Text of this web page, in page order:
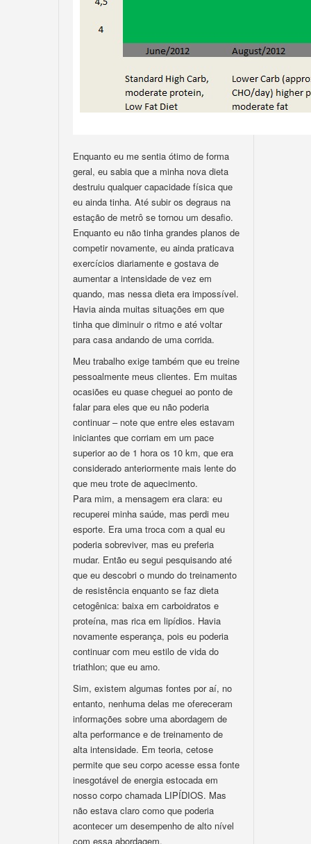
Enquanto eu me sentia ótimo de forma
geral, eu sabia que a minha nova dieta
destruiu qualquer capacidade física que
eu ainda tinha. Até subir os degraus na
estação de metrô se tornou um desafio.
Enquanto eu não tinha grandes planos de
competir novamente, eu ainda praticava
exercícios diariamente e gostava de
aumentar a intensidade de vez em
quando, mas nessa dieta era impossível.
Havia ainda muitas situações em que
tinha que diminuir o ritmo e até voltar
para casa andando de uma corrida.
Meu trabalho exige também que eu treine
pessoalmente meus clientes. Em muitas
ocasiões eu quase cheguei ao ponto de
falar para eles que eu não poderia
continuar – note que entre eles estavam
iniciantes que corriam em um pace
superior ao de 1 hora os 10 km, que era
considerado anteriormente mais lente do
que meu trote de aquecimento.
Para mim, a mensagem era clara: eu
recuperei minha saúde, mas perdi meu
esporte. Era uma troca com a qual eu
poderia sobreviver, mas eu preferia
mudar. Então eu segui pesquisando até
que eu descobri o mundo do treinamento
de resistência enquanto se faz dieta
cetogênica: baixa em carboidratos e
proteína, mas rica em lipídios. Havia
novamente esperança, pois eu poderia
continuar com meu estilo de vida do
triathlon; que eu amo.
Sim, existem algumas fontes por aí, no
entanto, nenhuma delas me ofereceram
informações sobre uma abordagem de
alta performance e de treinamento de
alta intensidade. Em teoria, cetose
permite que seu corpo acesse essa fonte
inesgotável de energia estocada em
nosso corpo chamada LIPÍDIOS. Mas
não estava claro como que poderia
acontecer um desempenho de alto nível
com essa abordagem.